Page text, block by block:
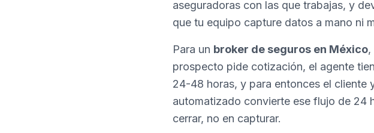
aseguradoras con las que trabajas, y
que tu equipo capture datos a mano ni
Para un broker de seguros en México,
prospecto pide cotización, el agente
24-48 horas, y para entonces el
automatizado convierte ese flujo de 24
cerrar, no en capturar.